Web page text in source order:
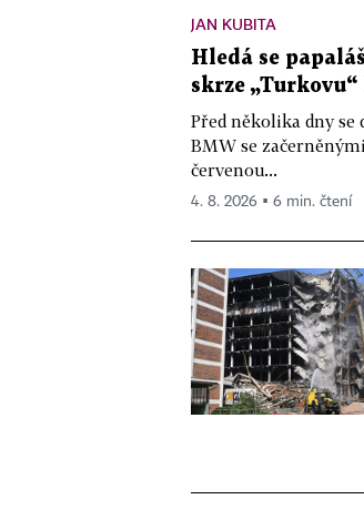
JAN KUBITA
Hledá se
skrze
Před několika dny
BMW se
červenou...
4. 8. 2026 ▪ 6 min. čtení